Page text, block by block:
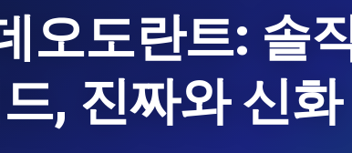
오도란트: 솔
, 진짜와 신화